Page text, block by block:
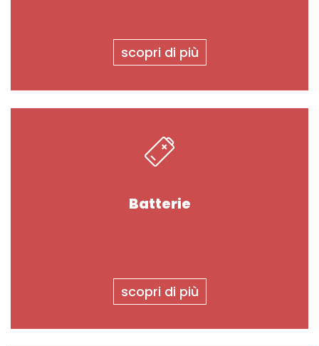
scopri di più
Batterie
scopri di più